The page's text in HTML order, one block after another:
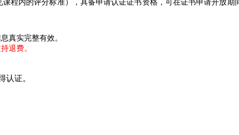
程内的评分标准），具备申请认证证书资格，可在证书申请开放期
真实完整有效。
退费。
认证。